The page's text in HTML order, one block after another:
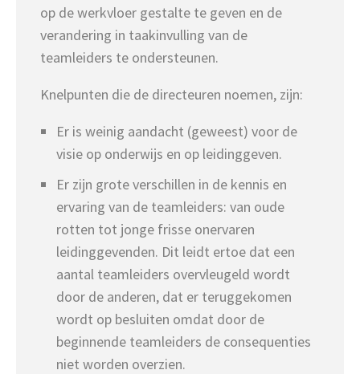
op de werkvloer gestalte te geven en de
verandering in taakinvulling van de
teamleiders te ondersteunen.
Knelpunten die de directeuren noemen, zijn:
Er is weinig aandacht (geweest) voor de
visie op onderwijs en op leidinggeven.
Er zijn grote verschillen in de kennis en
ervaring van de teamleiders: van oude
rotten tot jonge frisse onervaren
leidinggevenden. Dit leidt ertoe dat een
aantal teamleiders overvleugeld wordt
door de anderen, dat er teruggekomen
wordt op besluiten omdat door de
beginnende teamleiders de consequenties
niet worden overzien.